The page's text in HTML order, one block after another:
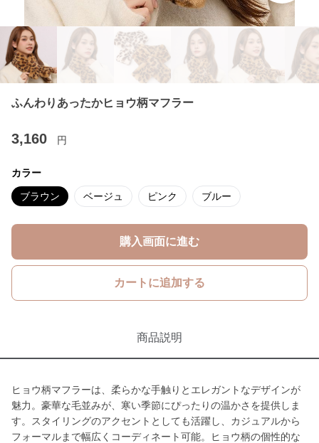
ふんわりあったかヒョウ柄マフラー
3,160 円
カラー
ブラウン ベージュ ピンク ブルー
購入画面に進む
カートに追加する
商品説明
ヒョウ柄マフラーは、柔らかな手触りとエレガントなデザインが
魅力。豪華な毛並みが、寒い季節にぴったりの温かさを提供しま
す。スタイリングのアクセントとしても活躍し、カジュアルから
フォーマルまで幅広くコーディネート可能。ヒョウ柄の個性的な